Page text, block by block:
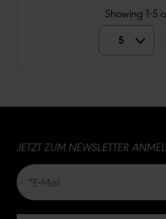
Showing 1-5
5 5
20
JETZT ZUM NEWSLETTER